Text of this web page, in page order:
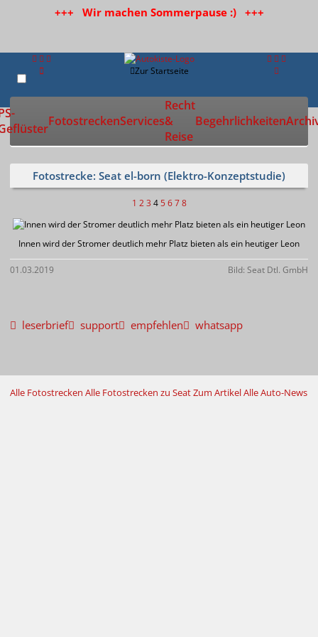
+++ Wir machen Sommerpause :) +++
Zur Startseite
FotostreckenServices
Recht
&
Reise
Begehrlichkeiten
Fotostrecke: Seat el-born (Elektro-Konzeptstudie)
1 2 3 4 5 6 7 8
Innen wird der Stromer deutlich mehr Platz bieten als ein heutiger Leon
01.03.2019 Bild: Seat Dtl. GmbH
leserbrief support empfehlen whatsapp
Alle Fotostrecken Alle Fotostrecken zu SeatZum ArtikelAlle Auto-News